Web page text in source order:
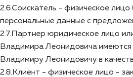
2.6.Соискатель - физическое
персональные данные с
2.7.Партнер юридическое лицо
Владимира Леонидовича
Владимиру Леонидовичу в
2.8.Клиент - физическое лицо -